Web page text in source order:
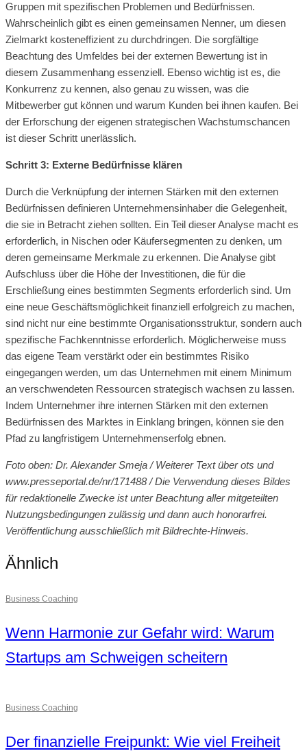
Gruppen mit spezifischen Problemen und Bedürfnissen.
Wahrscheinlich gibt es einen gemeinsamen Nenner, um diesen
Zielmarkt kosteneffizient zu durchdringen. Die sorgfältige
Beachtung des Umfeldes bei der externen Bewertung ist in
diesem Zusammenhang essenziell. Ebenso wichtig ist es, die
Konkurrenz zu kennen, also genau zu wissen, was die
Mitbewerber gut können und warum Kunden bei ihnen kaufen. Bei
der Erforschung der eigenen strategischen Wachstumschancen
ist dieser Schritt unerlässlich.
Schritt 3: Externe Bedürfnisse klären
Durch die Verknüpfung der internen Stärken mit den externen
Bedürfnissen definieren Unternehmensinhaber die Gelegenheit,
die sie in Betracht ziehen sollten. Ein Teil dieser Analyse macht es
erforderlich, in Nischen oder Käufersegmenten zu denken, um
deren gemeinsame Merkmale zu erkennen. Die Analyse gibt
Aufschluss über die Höhe der Investitionen, die für die
Erschließung eines bestimmten Segments erforderlich sind. Um
eine neue Geschäftsmöglichkeit finanziell erfolgreich zu machen,
sind nicht nur eine bestimmte Organisationsstruktur, sondern auch
spezifische Fachkenntnisse erforderlich. Möglicherweise muss
das eigene Team verstärkt oder ein bestimmtes Risiko
eingegangen werden, um das Unternehmen mit einem Minimum
an verschwendeten Ressourcen strategisch wachsen zu lassen.
Indem Unternehmer ihre internen Stärken mit den externen
Bedürfnissen des Marktes in Einklang bringen, können sie den
Pfad zu langfristigem Unternehmenserfolg ebnen.
Foto oben: Dr. Alexander Smeja / Weiterer Text über ots und
www.presseportal.de/nr/171488 / Die Verwendung dieses Bildes
für redaktionelle Zwecke ist unter Beachtung aller mitgeteilten
Nutzungsbedingungen zulässig und dann auch honorarfrei.
Veröffentlichung ausschließlich mit Bildrechte-Hinweis.
Ähnlich
Business Coaching
Wenn Harmonie zur Gefahr wird: Warum
Startups am Schweigen scheitern
Business Coaching
Der finanzielle Freipunkt: Wie viel Freiheit